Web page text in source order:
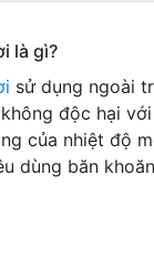
là gì?
sử dụng ngoài
độc hại
của nhiệt độ
dùng băn